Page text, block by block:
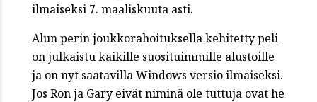
ilmaiseksi 7. maaliskuuta asti.
Alun perin joukkorahoituksella kehitetty peli
on julkaistu kaikille suosituimmille alustoille
ja on nyt saatavilla Windows versio ilmaiseksi.
Jos Ron ja Gary eivät niminä ole tuttuja ovat he